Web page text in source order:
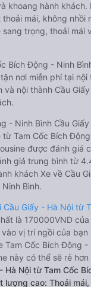
khoang hành khách.
mái, không nhồi
trọng, thoải mái
Bích Động - Ninh
nơi miễn phí tại nội
và nội thành Cầu
- Ninh Bình Cầu
từ Tam Cốc Bích
được đánh giá
giá trung bình từ
khách Xe về Cầu
Bình.
Cầu Giấy - Hà Nội từ
là 170000VND
vào vị trí ngồi của
Tam Cốc Bích Động -
này có thể sẽ rẻ hơn
Hà Nội từ Tam Cốc
lượng cao: Thoải